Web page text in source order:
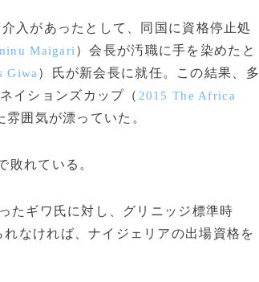
入があったとして、同国に資格停止処
Maigari ）会長が汚職に手を染めたと
Giwa ）氏が新会長に就任。この結果、多
イションズカップ（ 2015 The Africa
囲気が漂っていた。
れている。
たギワ氏に対し、グリニッジ標準時
なければ、ナイジェリアの出場資格を